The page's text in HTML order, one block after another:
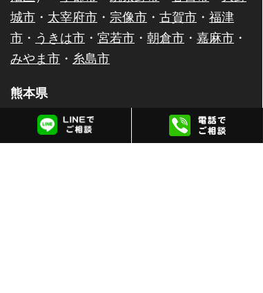
城市 ・ 太宰府市 ・ 宗像市 ・ 古賀市 ・ 福津
市 ・ うきは市 ・ 宮若市 ・ 朝倉市 ・ 嘉麻市 ・
みやま市 ・ 糸島市
熊本県
熊本市（ 中央区 南区・西区・北
）・八代市・ 荒尾市・ 水俣市